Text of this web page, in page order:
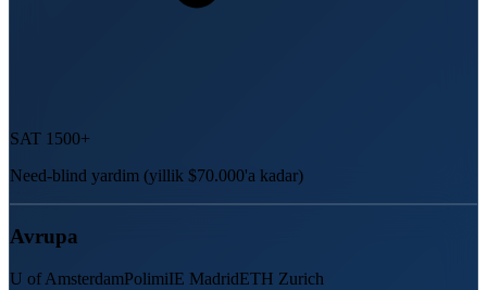
SAT 1500+
Need-blind yardim (yillik $70.000'a kadar)
Avrupa
U of AmsterdamPolimiIE MadridETH Zurich